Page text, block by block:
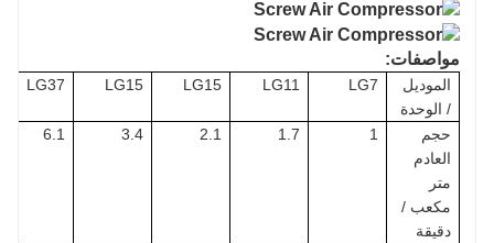
مواصفات:
الموديل
/ الوحدة
LG7
LG11
LG15
LG15
LG37
حجم
العادم
متر
مكعب /
دقيقة
1
1.7
2.1
3.4
6.1